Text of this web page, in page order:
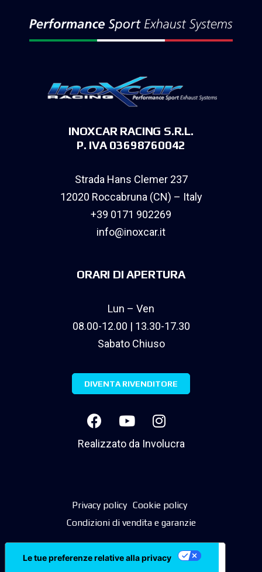
INOXCAR RACING S.R.L.
P. IVA 03698760042
Strada Hans Clemer 237
12020 Roccabruna (CN) – Italy
+39 0171 902269
info@inoxcar.it
ORARI DI APERTURA
Lun – Ven
08.00-12.00 | 13.30-17.30
Sabato Chiuso
DIVENTA RIVENDITORE
Realizzato da Involucra
Privacy policy Cookie policy
Condizioni di vendita e garanzie
Le tue preferenze relative alla privacy